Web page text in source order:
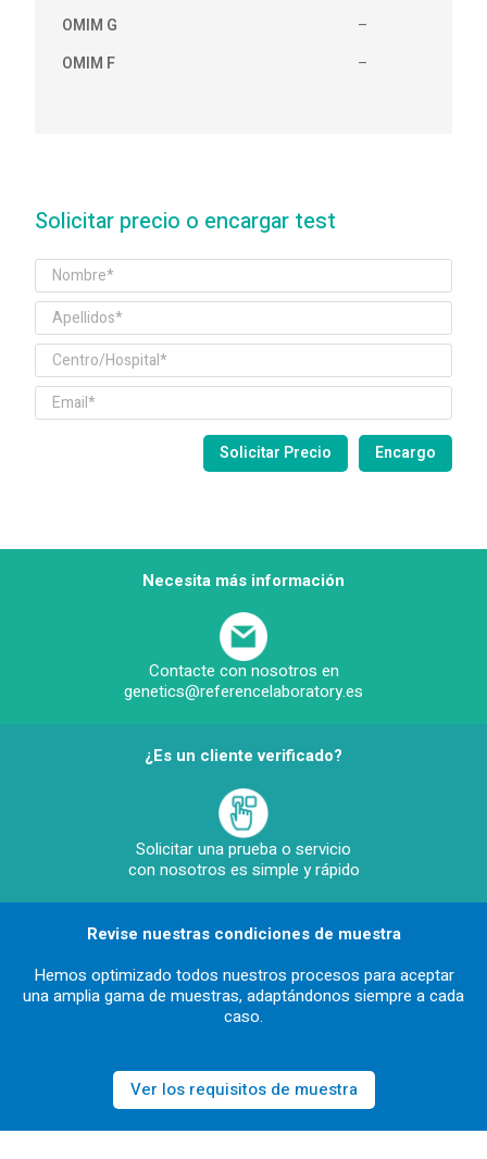
OMIM G
–
OMIM F
–
Solicitar precio o encargar test
Necesita más información
Contacte con nosotros en
genetics@referencelaboratory.es
¿Es un cliente verificado?
Solicitar una prueba o servicio
con nosotros es simple y rápido
Revise nuestras condiciones de muestra
Hemos optimizado todos nuestros procesos para aceptar
una amplia gama de muestras, adaptándonos siempre a cada
caso.
Ver los requisitos de muestra